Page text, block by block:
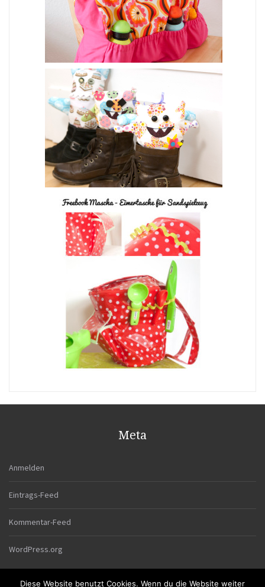
Meta
Anmelden
Eintrags-Feed
Kommentar-Feed
WordPress.org
Diese Website benutzt Cookies. Wenn du die Website weiter